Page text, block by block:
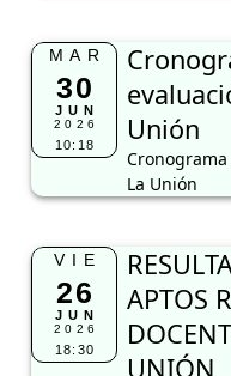
MAR
30
JUN
2026
10:18
Unión
Cronograma
La Unión
VIE
26
JUN
2026
18:30
APTOS
UNIÓN